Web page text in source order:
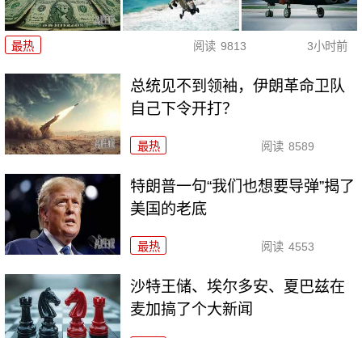
最热 阅读 9813 3小时前
总统见不到领袖，伊朗革命卫队
自己下令开打？
最热 阅读 8589
特朗普一句“我们也想要导弹”揭了
美国的老底
最热 阅读 4553
沙特王储、埃尔多安、夏巴兹在
麦加搞了个大新闻